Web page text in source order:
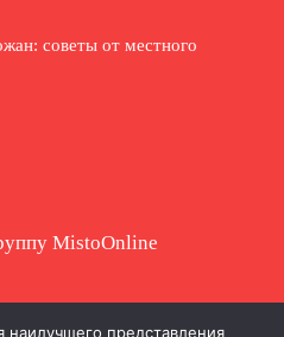
советы от местного
MistoOnline
материала
представления